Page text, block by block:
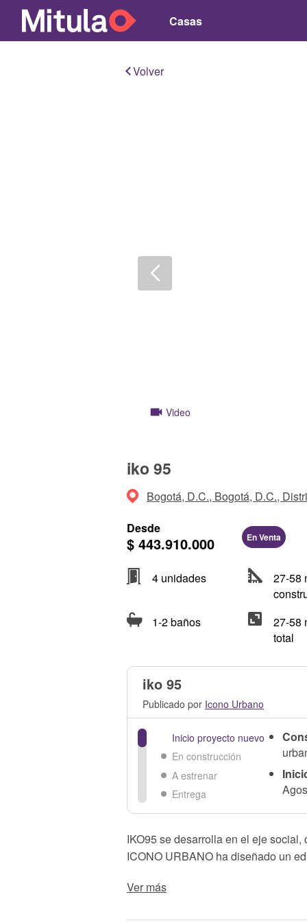
Casas
Volver
Video
iko 95
Bogotá, D.C., Bogotá, D.C.,
Desde
$ 443.910.000 En Venta
4 unidades
27-58
1-2 baños
27-58
total
iko 95
Publicado por Icono Urbano
Inicio proyecto nuevo
En construcción
A estrenar
Entrega
IKO95 se desarrolla en el eje
ICONO URBANO ha diseñado un
Ver más